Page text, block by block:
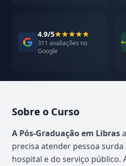
4.9/5
311 avaliações no
Google
Sobre o Curso
Atualizado em abril de 2026
A Pós-Graduação em Libras
precisa atender pessoa
hospital e do serviço público.